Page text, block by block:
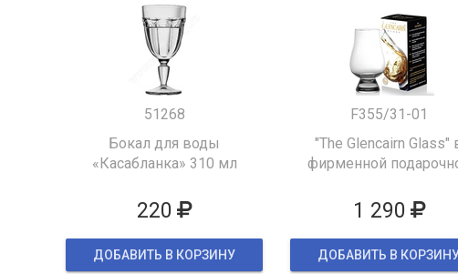
51268
Бокал для воды
«Касабланка» 310 мл
220
ДОБАВИТЬ В КОРЗИНУ
F355/31-01
"The Glencairn Glass"
фирменной
1 290
ДОБАВИТЬ В